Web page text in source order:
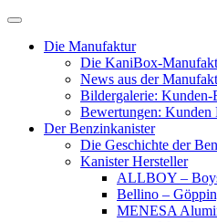
Skip
contentDie Manufaktur
Die KaniBox-
News aus der
Bildergalerie: Kunden-
Bewertungen: Kunden
Der Benzinkanister
Die Geschichte der
Kanister Hersteller
ALLBOY –
Bellino –
MENESA